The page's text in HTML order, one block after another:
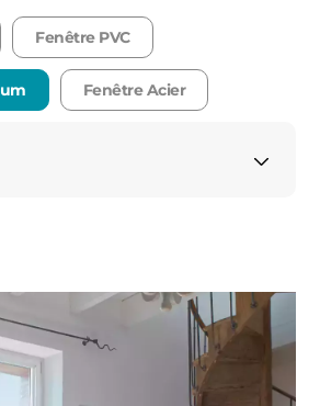
Fenêtre PVC
Fenêtre Acier
PVC